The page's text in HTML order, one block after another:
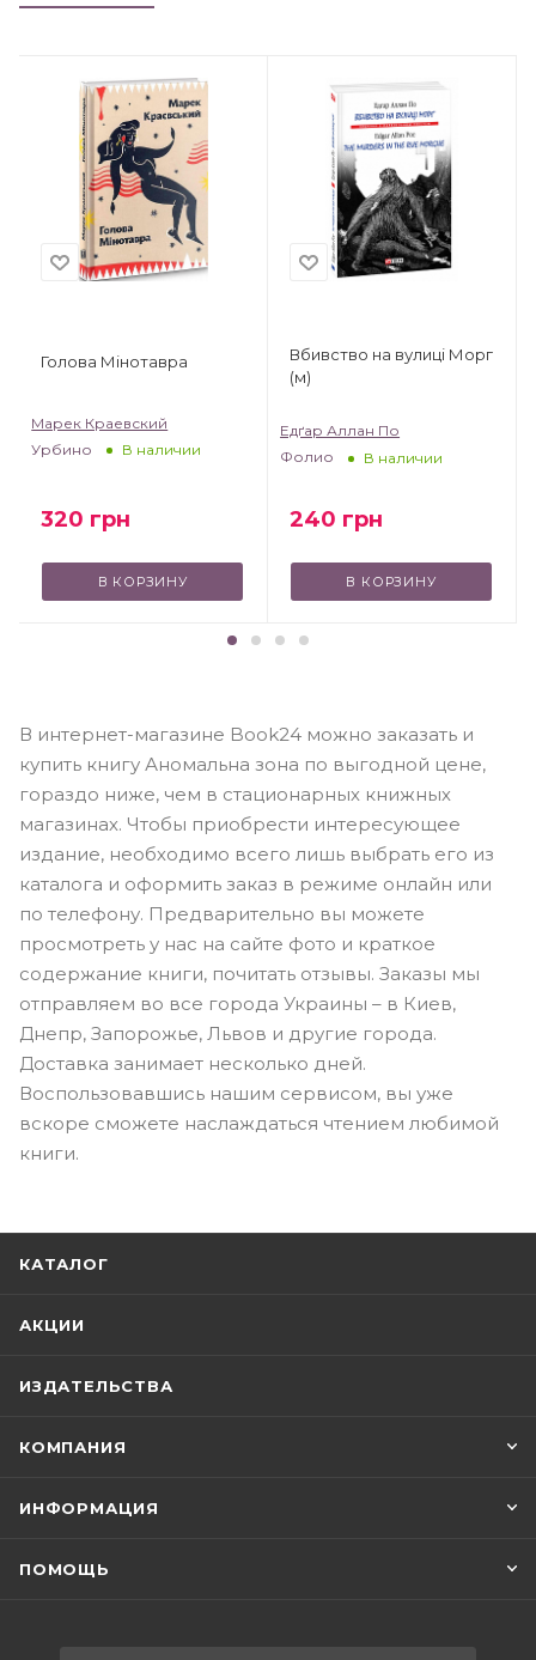
Голова Мінотавра
Марек Краевский
Урбино
В наличии
320 грн
В КОРЗИНУ
Вбивство на вулиці Морг
(м)
Едґар Аллан По
Фолио
В наличии
240 грн
В КОРЗИНУ
В интернет-магазине Book24 можно заказать и
купить книгу Аномальна зона по выгодной цене,
гораздо ниже, чем в стационарных книжных
магазинах. Чтобы приобрести интересующее
издание, необходимо всего лишь выбрать его из
каталога и оформить заказ в режиме онлайн или
по телефону. Предварительно вы можете
просмотреть у нас на сайте фото и краткое
содержание книги, почитать отзывы. Заказы мы
отправляем во все города Украины – в Киев,
Днепр, Запорожье, Львов и другие города.
Доставка занимает несколько дней.
Воспользовавшись нашим сервисом, вы уже
вскоре сможете наслаждаться чтением любимой
книги.
КАТАЛОГ
АКЦИИ
ИЗДАТЕЛЬСТВА
КОМПАНИЯ
ИНФОРМАЦИЯ
ПОМОЩЬ